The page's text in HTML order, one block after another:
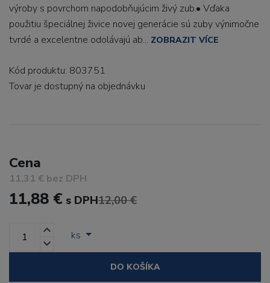
výroby s povrchom napodobňujúcim živý zub.• Vďaka
použitiu špeciálnej živice novej generácie sú zuby výnimočne
tvrdé a excelentne odolávajú ab... ZOBRAZIT VÍCE
Kód produktu: 803751
Tovar je dostupný na objednávku
Cena
11,31 € bez DPH
11,88 € s DPH12,00 €
ks
DO KOŠÍKA